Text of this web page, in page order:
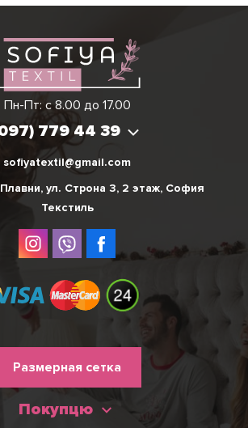
Пн-Пт: с 8.00 до 17.00
779 44 39
Виктория
(097) 779 44 39
sofiyatextil@gmail.com
ул. Строна 3, 2 этаж, София
Текстиль
Размерная сетка
Покупцю